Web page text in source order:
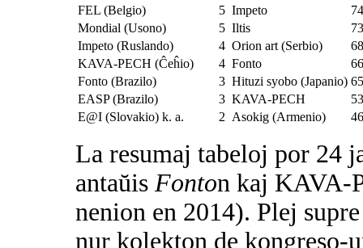
FEL (Belgio)
5 Impeto
Mondial (Usono)
5 Iltis
Impeto (Ruslando)
4 Orion art (Serbio)
KAVA-PECH (Ĉeĥio)
4 Fonto
Fonto (Brazilo)
3 Hituzi syobo (Japanio)
EASP (Brazilo)
3 KAVA-PECH
E@I (Slovakio) k. a.
2 Asokig (Armenio)
La resumaj tabeloj por 24
antaŭis Fonton kaj KAVA-
nenion en 2014). Plej
nur kolekton de kongreso-